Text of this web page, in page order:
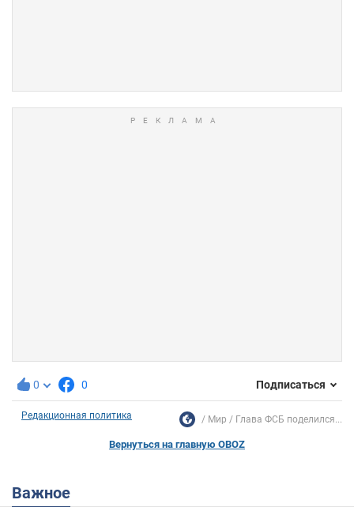
0 0 Подписаться
Редакционная политика Мир Глава ФСБ поделился...
Вернуться на главную OBOZ
Важное